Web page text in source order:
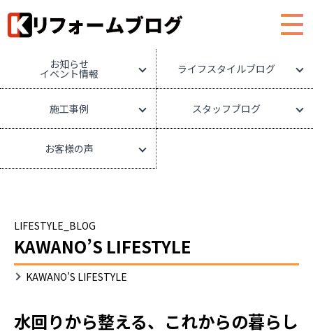
お知らせ
イベント情報 ライフスタイルブログ
施工事例 スタッフブログ
お客様の声
LIFESTYLE_BLOG
KAWANO’S LIFESTYLE
KAWANO’S LIFESTYLE
水回りから整える、これからの暮らし